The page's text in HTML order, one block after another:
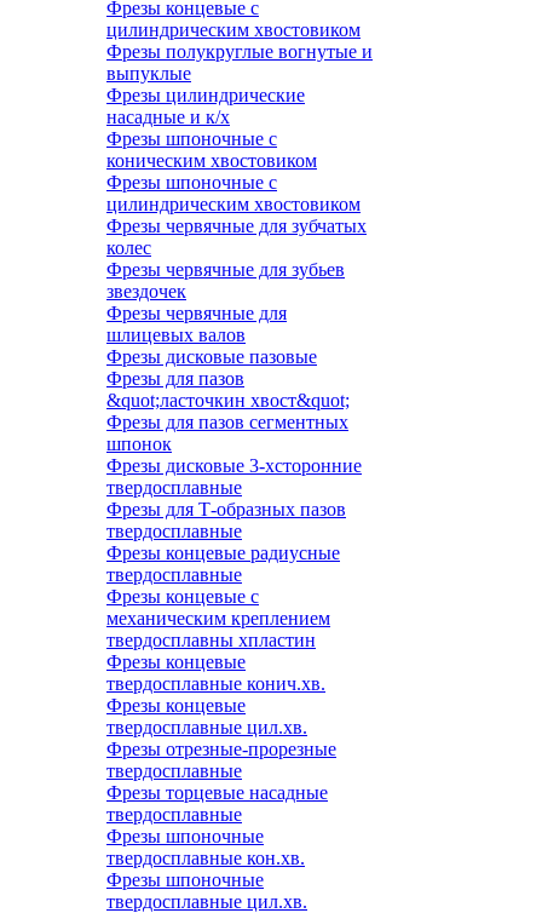
Фрезы концевые с
цилиндрическим хвостовиком
Фрезы полукруглые вогнутые и
выпуклые
Фрезы цилиндрические
насадные и к/х
Фрезы шпоночные с
коническим хвостовиком
Фрезы шпоночные с
цилиндрическим хвостовиком
Фрезы червячные для зубчатых
колес
Фрезы червячные для зубьев
звездочек
Фрезы червячные для
шлицевых валов
Фрезы дисковые пазовые
Фрезы для пазов
&quot;ласточкин хвост&quot;
Фрезы для пазов сегментных
шпонок
Фрезы дисковые 3-хсторонние
твердосплавные
Фрезы для Т-образных пазов
твердосплавные
Фрезы концевые радиусные
твердосплавные
Фрезы концевые с
механическим креплением
твердосплавны хпластин
Фрезы концевые
твердосплавные конич.хв.
Фрезы концевые
твердосплавные цил.хв.
Фрезы отрезные-прорезные
твердосплавные
Фрезы торцевые насадные
твердосплавные
Фрезы шпоночные
твердосплавные кон.хв.
Фрезы шпоночные
твердосплавные цил.хв.